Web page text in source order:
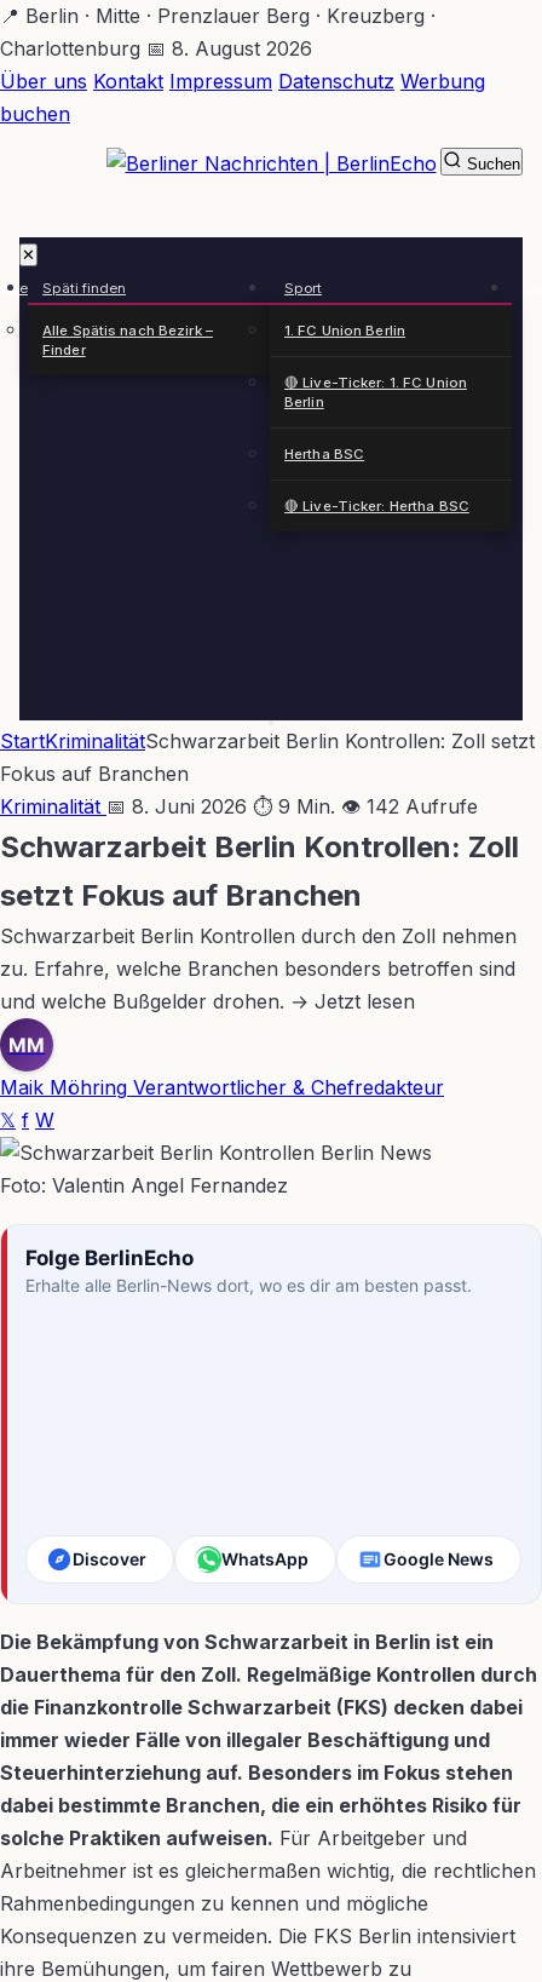
Zum
Hauptinhalt
springen
📍 Berlin · Mitte · Prenzlauer Berg · Kreuzberg ·
Charlottenburg 📅 8. August 2026
Über uns Kontakt Impressum Datenschutz Werbung
buchen
✕
Späti finden
Alle Spätis nach Bezirk –
Finder
Sport
1. FC Union Berlin
🔴 Live-Ticker: 1. FC Union
Berlin
Hertha BSC
🔴 Live-Ticker: Hertha BSC
Suchen
StartKriminalitätSchwarzarbeit Berlin Kontrollen: Zoll setzt
Fokus auf Branchen
Kriminalität 📅 8. Juni 2026 ⏱ 9 Min. 👁 142 Aufrufe
Schwarzarbeit Berlin Kontrollen: Zoll
setzt Fokus auf Branchen
Schwarzarbeit Berlin Kontrollen durch den Zoll nehmen
zu. Erfahre, welche Branchen besonders betroffen sind
und welche Bußgelder drohen. → Jetzt lesen
MM
Maik Möhring Verantwortlicher & Chefredakteur
𝕏 f W
Foto: Valentin Angel Fernandez
Folge BerlinEcho
Erhalte alle Berlin-News dort, wo es dir am besten passt.
Discover WhatsApp Google News
Die Bekämpfung von Schwarzarbeit in Berlin ist ein
Dauerthema für den Zoll. Regelmäßige Kontrollen durch
die Finanzkontrolle Schwarzarbeit (FKS) decken dabei
immer wieder Fälle von illegaler Beschäftigung und
Steuerhinterziehung auf. Besonders im Fokus stehen
dabei bestimmte Branchen, die ein erhöhtes Risiko für
solche Praktiken aufweisen. Für Arbeitgeber und
Arbeitnehmer ist es gleichermaßen wichtig, die rechtlichen
Rahmenbedingungen zu kennen und mögliche
Konsequenzen zu vermeiden. Die FKS Berlin intensiviert
ihre Bemühungen, um fairen Wettbewerb zu